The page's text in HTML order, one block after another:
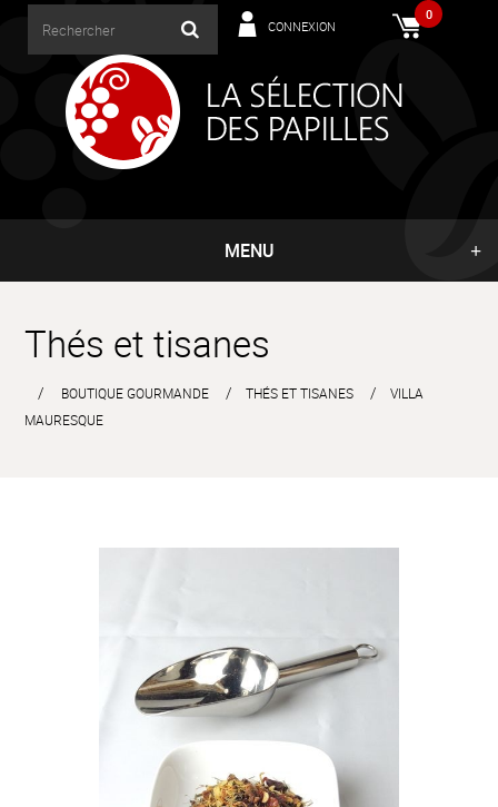
0
CONNEXION
MENU
Thés et tisanes
BOUTIQUE GOURMANDE THÉS ET TISANES
VILLA
MAURESQUE